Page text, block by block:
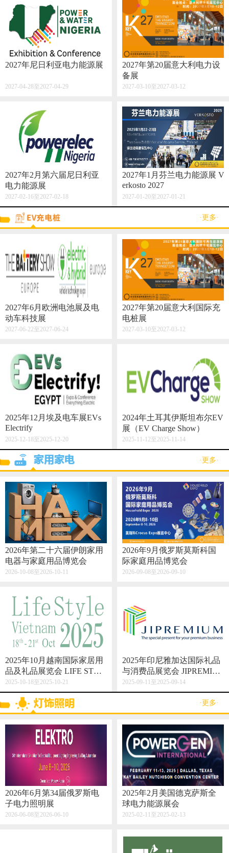
2027年尼日利亚电力能源展
2027-04-28至2027-04-29
2027年第20届意大利电力设
备展
2027-03-10至2027-03-12
2027年2月第六届尼日利亚
电力能源展
2027-02-16至2027-02-18
2027年1月芬兰电力能源展 V
erkosto 2027
2027-01-20至2027-01-21
·更多·
2027年6月欧洲电池展及电
动车科技展
2027-06-22至2027-06-24
2027年第20届意大利国际充
电桩展
2027-03-10至2027-03-12
2025年12月埃及电车展EVs
Electrify
2025-12-18至2025-12-20
2024年土耳其伊斯坦布尔EV
展（EV Charge Show）
2025-11-12至2025-11-14
·更多·
2026年第二十六届伊朗家用
电器与家庭用品博览会
2026-10-08至2026-10-11
2026年9月俄罗斯莫斯科国
际家庭用品博览会
2026-09-08至2026-09-10
2025年10月越南国际家居用
品及礼品展览会 LIFE STYL
E VIETNAM 2025
2025-10-18至2025-10-21
2025年印尼雅加达国际礼品
与消费品展览会 JIPREMIU
M
2025-09-11至2025-09-14
·更多·
2026年6月第34届俄罗斯电
子电力照明展
2026-06-08至2026-06-10
2025年2月美国德克萨斯全
球电力能源展会
2025-02-11至2025-02-13